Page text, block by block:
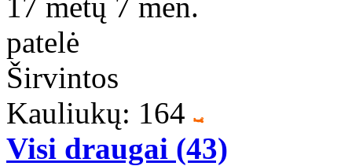
patelė
Širvintos
Kauliukų: 164
Visi draugai (43)